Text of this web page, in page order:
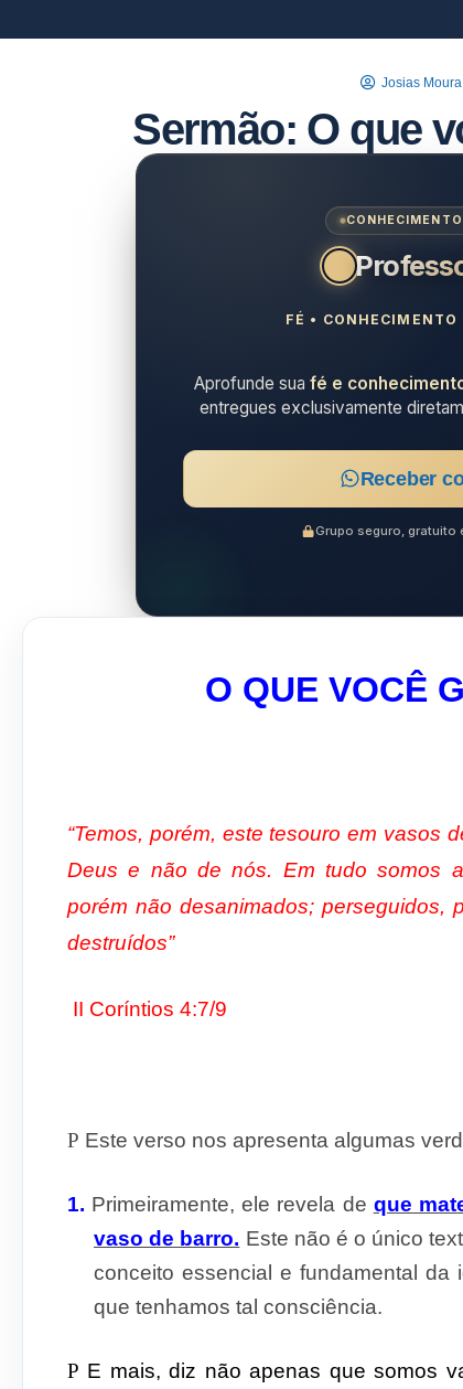
Josias
Sermão: O que
FÉ • CONHECIMENTO
Aprofunde suafé e
entregues exclusivamente
Receber
Grupo seguro, gratuito
O QUE VOCÊ
“Temos, porém, este tesouro em vasos
Deus e não de nós. Em tudo somos
porém não desanimados; perseguidos,
destruídos”
II Coríntios 4:7/9
P Este verso nos apresenta algumas
1. Primeiramente, ele revela de que
vaso de barro. Este não é o único
conceito essencial e fundamental da
que tenhamos tal consciência.
P E mais, diz não apenas que somos